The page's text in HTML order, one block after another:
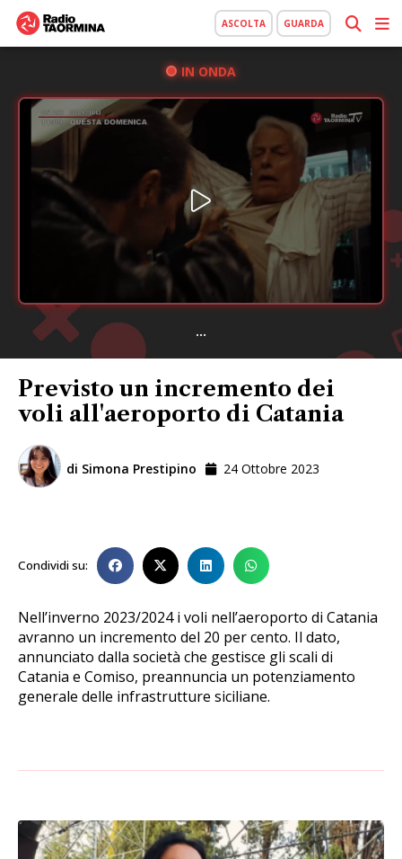
ASCOLTA GUARDA
IN ONDA
...
Previsto un incremento dei
voli all'aeroporto di Catania
di Simona Prestipino 24 Ottobre 2023
Condividi su:
Nell’inverno 2023/2024 i voli nell’aeroporto di Catania
avranno un incremento del 20 per cento. Il dato,
annunciato dalla società che gestisce gli scali di
Catania e Comiso, preannuncia un potenziamento
generale delle infrastrutture siciliane.